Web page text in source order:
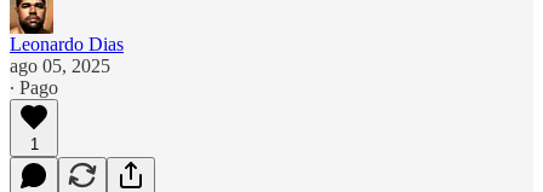
Leonardo Dias
ago 05, 2025
∙ Pago
1